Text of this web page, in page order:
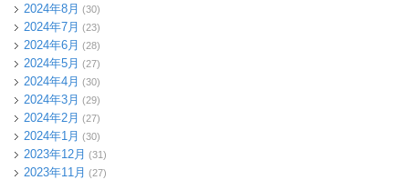
2024年8月 (30)
2024年7月 (23)
2024年6月 (28)
2024年5月 (27)
2024年4月 (30)
2024年3月 (29)
2024年2月 (27)
2024年1月 (30)
2023年12月 (31)
2023年11月 (27)